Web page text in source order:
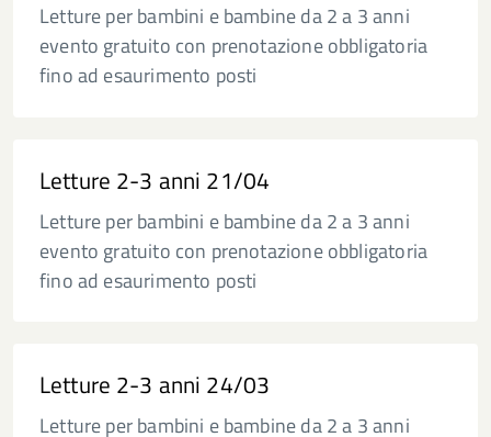
Letture per bambini e bambine da 2 a 3 anni
evento gratuito con prenotazione obbligatoria
fino ad esaurimento posti
Letture 2-3 anni 21/04
Letture per bambini e bambine da 2 a 3 anni
evento gratuito con prenotazione obbligatoria
fino ad esaurimento posti
Letture 2-3 anni 24/03
Letture per bambini e bambine da 2 a 3 anni